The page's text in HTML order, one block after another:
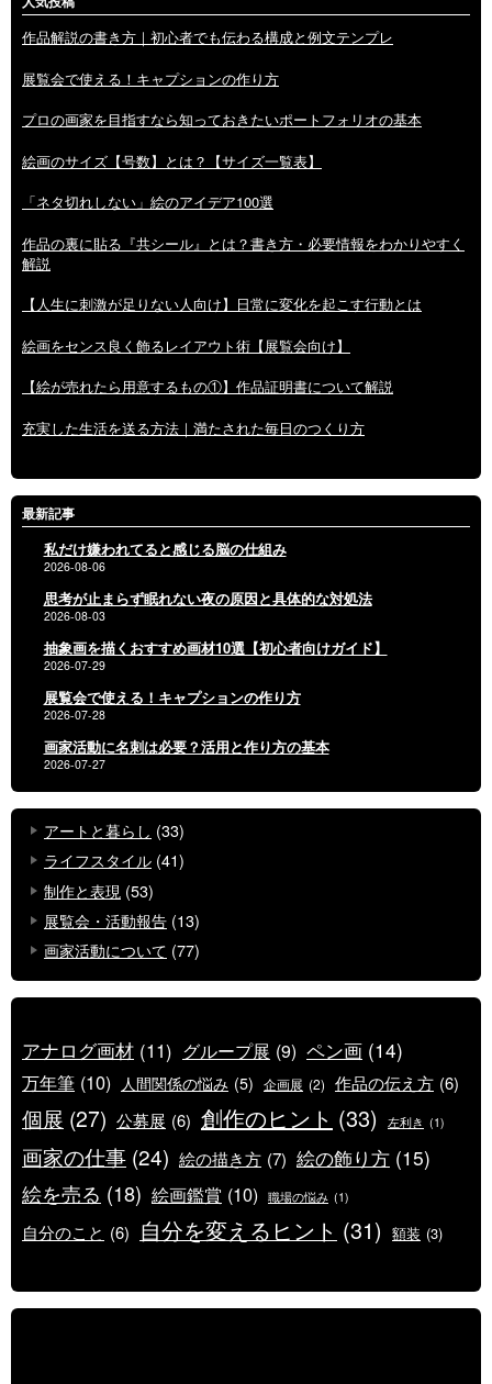
作品解説の書き方｜初心者でも伝わる構成と例文テンプレ
展覧会で使える！キャプションの作り方
プロの画家を目指すなら知っておきたいポートフォリオの基本
絵画のサイズ【号数】とは？【サイズ一覧表】
「ネタ切れしない」絵のアイデア100選
作品の裏に貼る『共シール』とは？書き方・必要情報をわかりやすく
解説
【人生に刺激が足りない人向け】日常に変化を起こす行動とは
絵画をセンス良く飾るレイアウト術【展覧会向け】
【絵が売れたら用意するもの①】作品証明書について解説
充実した生活を送る方法｜満たされた毎日のつくり方
最新記事
私だけ嫌われてると感じる脳の仕組み
2026-08-06
思考が止まらず眠れない夜の原因と具体的な対処法
2026-08-03
抽象画を描くおすすめ画材10選【初心者向けガイド】
2026-07-29
展覧会で使える！キャプションの作り方
2026-07-28
画家活動に名刺は必要？活用と作り方の基本
2026-07-27
アートと暮らし (33)
ライフスタイル (41)
制作と表現 (53)
展覧会・活動報告 (13)
画家活動について (77)
アナログ画材 (11) グループ展 (9) ペン画 (14)
万年筆 (10) 人間関係の悩み (5) 企画展 (2) 作品の伝え方 (6)
個展 (27) 公募展 (6) 創作のヒント (33) 左利き (1)
画家の仕事 (24) 絵の描き方 (7) 絵の飾り方 (15)
絵を売る (18) 絵画鑑賞 (10) 職場の悩み (1)
自分のこと (6) 自分を変えるヒント (31) 額装 (3)